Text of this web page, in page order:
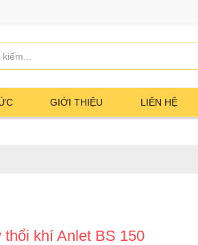
GIỚI THIỆU LIÊN HỆ
thổi khí Anlet BS 150